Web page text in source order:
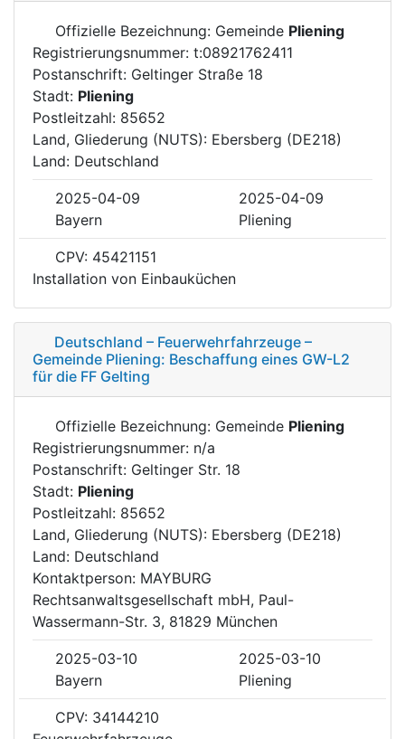
Offizielle Bezeichnung: Gemeinde Pliening
Registrierungsnummer: t:08921762411
Postanschrift: Geltinger Straße 18
Stadt: Pliening
Postleitzahl: 85652
Land, Gliederung (NUTS): Ebersberg (DE218)
Land: Deutschland
2025-04-09
2025-04-09
Bayern
Pliening
CPV: 45421151
Installation von Einbauküchen
Deutschland – Feuerwehrfahrzeuge –
Gemeinde Pliening: Beschaffung eines GW-L2
für die FF Gelting
Offizielle Bezeichnung: Gemeinde Pliening
Registrierungsnummer: n/a
Postanschrift: Geltinger Str. 18
Stadt: Pliening
Postleitzahl: 85652
Land, Gliederung (NUTS): Ebersberg (DE218)
Land: Deutschland
Kontaktperson: MAYBURG
Rechtsanwaltsgesellschaft mbH, Paul-
Wassermann-Str. 3, 81829 München
2025-03-10
2025-03-10
Bayern
Pliening
CPV: 34144210